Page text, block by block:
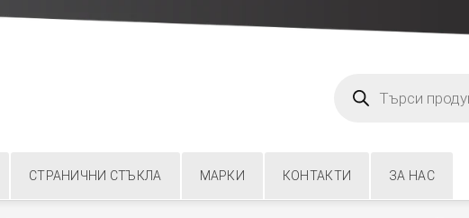
search
СТРАНИЧНИ СТЪКЛА МАРКИ КОНТАКТИ ЗА НАС